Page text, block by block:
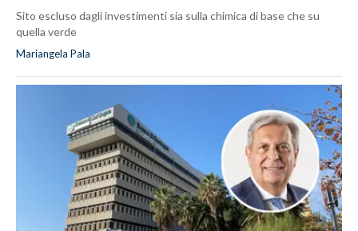
Sito escluso dagli investimenti sia sulla chimica di base che su
quella verde
Mariangela Pala